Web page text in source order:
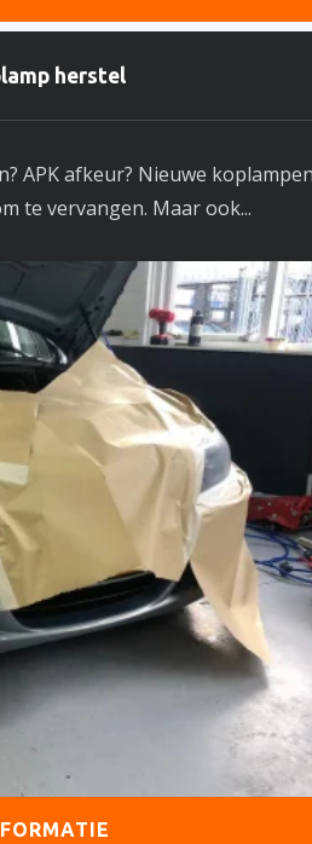
herstel
APK afkeur? Nieuwe
te vervangen. Maar ook...